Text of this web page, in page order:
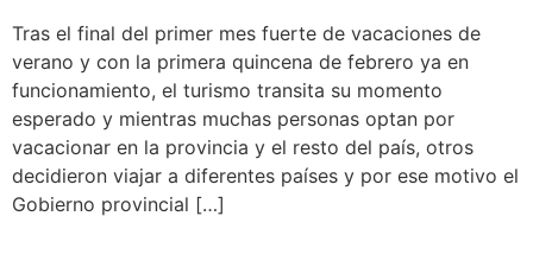
Tras el final del primer mes fuerte de vacaciones de
verano y con la primera quincena de febrero ya en
funcionamiento, el turismo transita su momento
esperado y mientras muchas personas optan por
vacacionar en la provincia y el resto del país, otros
decidieron viajar a diferentes países y por ese motivo el
Gobierno provincial […]